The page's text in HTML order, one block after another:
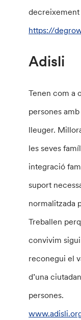
decreixement
https://
Adisli
Tenen com a
persones
lleuger.
les seves
integració
suport
normalitzada
Treballen
convivim
reconegui el
d’una
persones.